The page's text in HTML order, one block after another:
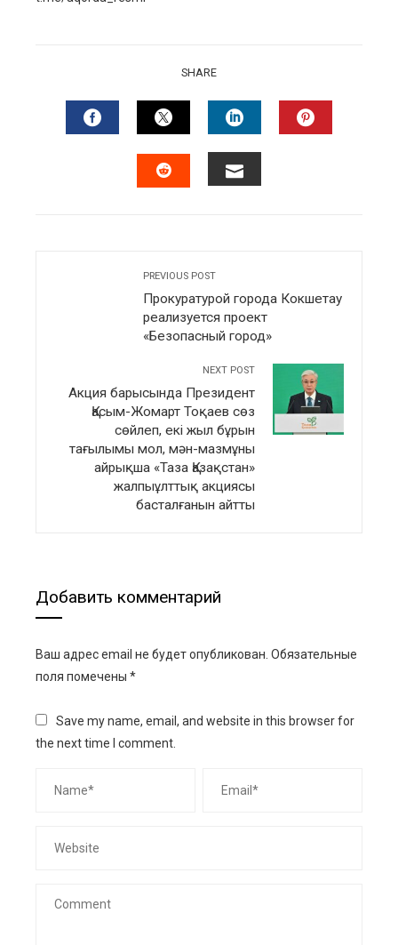
SHARE
FACEBOOKTWITTERLINKEDIN
PREVIOUS POST
Прокуратурой города Кокшетау
реализуется проект
«Безопасный город»
NEXT POST
Акция барысында Президент
Қасым-Жомарт Тоқаев сөз
сөйлеп, екі жыл бұрын
тағылымы мол, мән-мазмұны
айрықша «Таза Қазақстан»
жалпыұлттық акциясы
басталғанын айтты
Добавить комментарий
Ваш адрес email не будет опубликован. Обязательные
поля помечены *
Save my name, email, and website in this browser for
the next time I comment.